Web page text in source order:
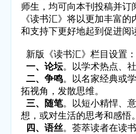
师生，均可向本刊投稿并订
《读书汇》将以更加丰富
和支持下更好地起到促进阅
新版《读书汇》栏目设置：
一、论坛。以学术热点、
二、争鸣。以名家经典或
拓视角，发散思维。
三、随笔。以短小精悍、
想，或对生活的思考和感悟
四、语丝。荟萃读者在读